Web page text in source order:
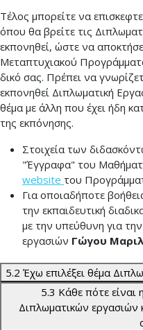
Τέλος μπορείτε να
όπου θα βρείτε τις
εκπονηθεί, ώστε να
Μεταπτυχιακού
δικό σας. Πρέπει να
εκπονηθεί Διπλωματική
θέμα με άλλη που έχει ήδη
της εκπόνησης.
Στοιχεία των
"Έγγραφα" του
website του
Για οποιαδήποτε
την εκπαιδευτική
με την υπεύθυνη για
εργασιών Γώγου
5.2 Έχω επιλέξει θέμα
5.3 Κάθε πότε είναι
Διπλωματικών εργασιών